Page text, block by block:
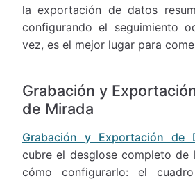
la exportación de datos
configurando el seguimiento
vez, es el mejor lugar para
Grabación y
de Mirada
Grabación y Exportación de
cubre el desglose completo de
cómo configurarlo: el